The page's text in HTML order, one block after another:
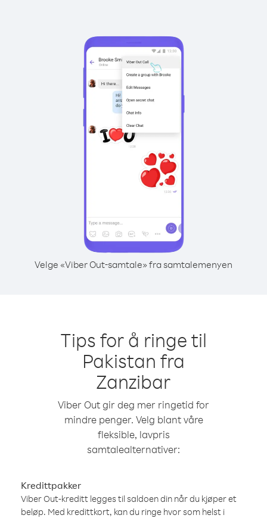
Velge «Viber Out-samtale» fra samtalemenyen
Tips for å ringe til
Pakistan fra
Zanzibar
Viber Out gir deg mer ringetid for
mindre penger. Velg blant våre
fleksible, lavpris
samtalealternativer:
Kredittpakker
Viber Out-kreditt legges til saldoen din når du kjøper et
beløp. Med kredittkort, kan du ringe hvor som helst i